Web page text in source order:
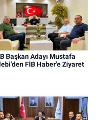
Başkan Adayı Mustafa
FİB Haber'e Ziyaret